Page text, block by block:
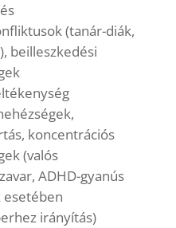
(tanár-diák,
beilleszkedési
koncentrációs
(valós
ADHD-gyanús
irányítás)